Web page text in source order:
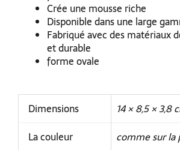
Crée une mousse riche
Disponible dans une large
Fabriqué avec des matériaux
et durable
forme ovale
Dimensions
14 × 8,5 × 3,8
La couleur
comme sur la